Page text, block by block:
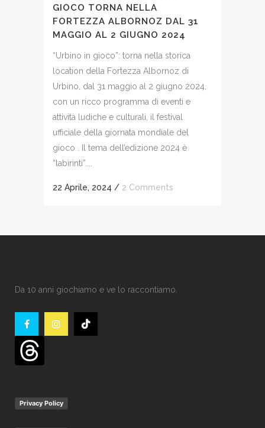
GIOCO TORNA NELLA
FORTEZZA ALBORNOZ DAL 31
MAGGIO AL 2 GIUGNO 2024
“Urbino in gioco”: torna nella storica
location della Fortezza Albornoz di
Urbino, dal 31 maggio al 2 giugno 2024,
con un ricco programma di eventi e
attività ludiche e culturali, il festival
ufficiale della giornata mondiale del
gioco . Il tema dell’edizione 2024 è
“labirinti”....
22 Aprile, 2024 / 2 Comments
Da 10 anni giochiamo e ve lo raccontiamo.
Privacy Policy